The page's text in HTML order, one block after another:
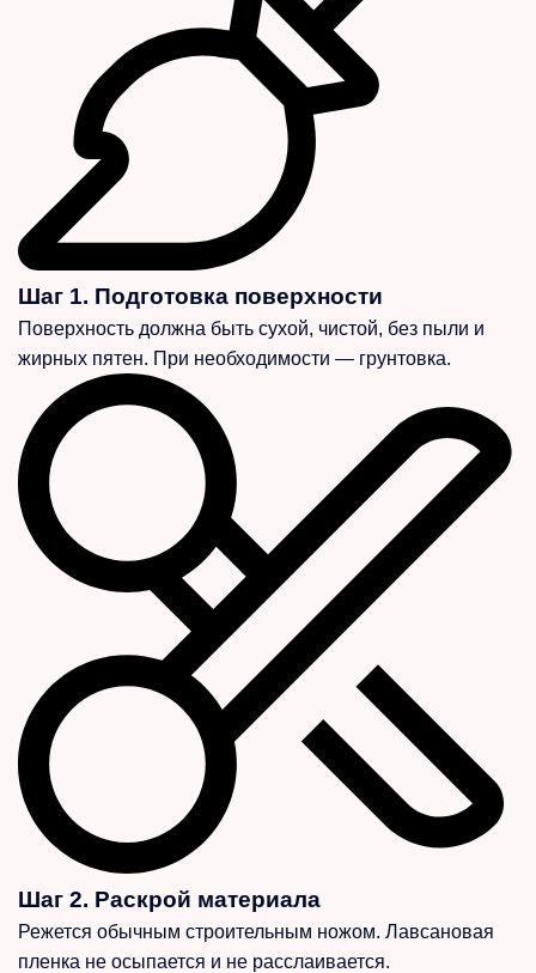
Шаг 1. Подготовка поверхности
Поверхность должна быть сухой, чистой, без пыли и
жирных пятен. При необходимости — грунтовка.
Шаг 2. Раскрой материала
Режется обычным строительным ножом. Лавсановая
пленка не осыпается и не расслаивается.